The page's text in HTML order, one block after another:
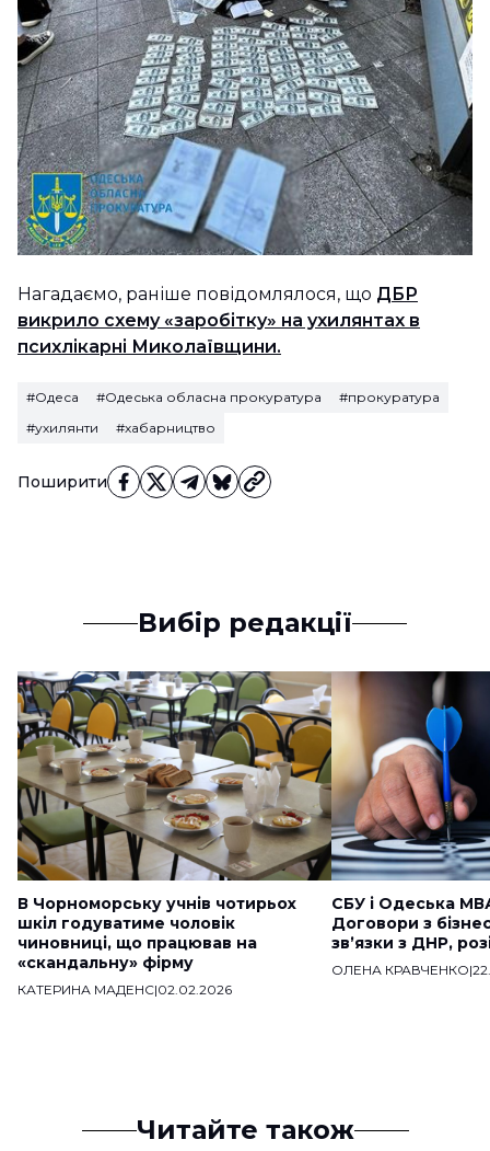
Поширити
Нагадаємо, раніше повідомлялося, що ДБР
викрило схему «заробітку» на ухилянтах в
психлікарні Миколаївщини.
#Одеса #Одеська обласна прокуратура
#прокуратура
#ухилянти
#хабарництво
Вибір редакції
В Чорноморську учнів чотирьох
шкіл годуватиме чоловік
чиновниці, що працював на
«скандальну» фірму
КАТЕРИНА МАДЕНС|02.02.2026
СБУ і Одеська
Договори з
звʼязки з ДНР,
ОЛЕНА КРАВЧЕНКО|
Читайте також